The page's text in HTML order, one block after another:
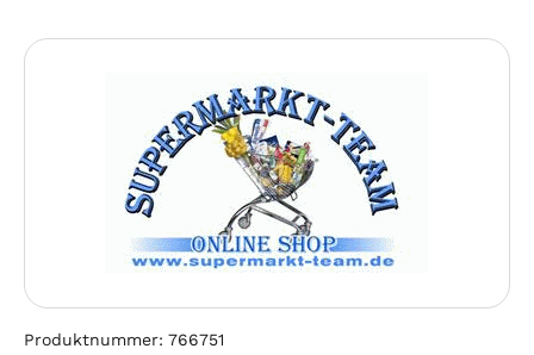
Bildergalerie überspringen
Produktnummer: 766751